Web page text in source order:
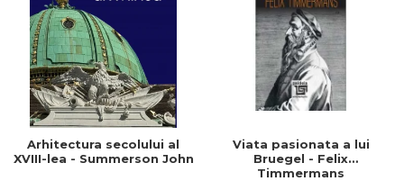
Arhitectura secolului al
XVIII-lea - Summerson John
Viata pasionata a lui
Bruegel - Felix
Timmermans